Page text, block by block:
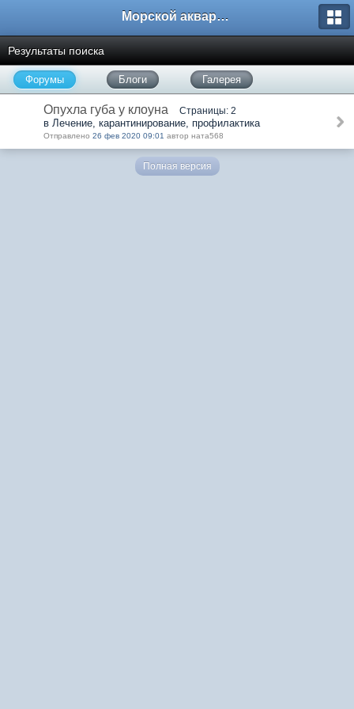
Морской аквариум. Форумы ReefCentral.ru
Результаты поиска
Форумы Блоги Галерея
Опухла губа у клоуна Страницы: 2
в Лечение, карантинирование, профилактика
Отправлено 26 фев 2020 09:01 автор ната568
Полная версия